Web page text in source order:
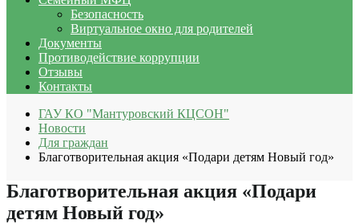
Безопасность
Виртуальное окно для родителей
Документы
Противодействие коррупции
Отзывы
Контакты
ГАУ КО "Мантуровский КЦСОН"
Новости
Для граждан
Благотворительная акция «Подари детям Новый год»
Благотворительная акция «Подари
детям Новый год»